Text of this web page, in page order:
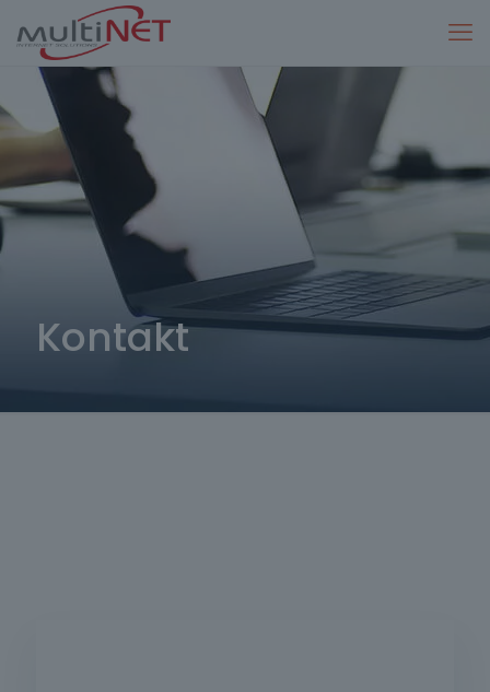
Kontakt